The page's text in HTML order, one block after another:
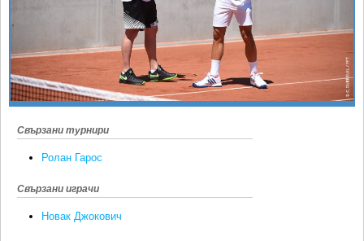
ВИДЕО
ЖЪЛТО
РАКЕТНИ
Любители
Свързани турнири
Ролан Гарос
Свързани играчи
Новак Джокович